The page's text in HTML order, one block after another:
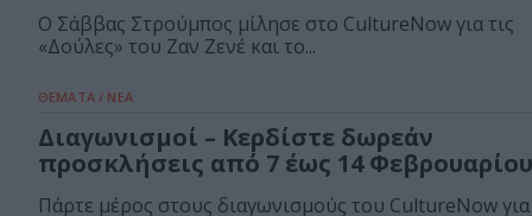
Ο Σάββας Στρούμπος μίλησε στο CultureNow για τις
«Δούλες» του Ζαν Ζενέ και το...
ΘΕΜΑΤΑ / ΝΕΑ
Διαγωνισμοί – Κερδίστε δωρεάν
προσκλήσεις από 7 έως 14 Φεβρουαρίου
Πάρτε μέρος στους διαγωνισμούς του CultureNow